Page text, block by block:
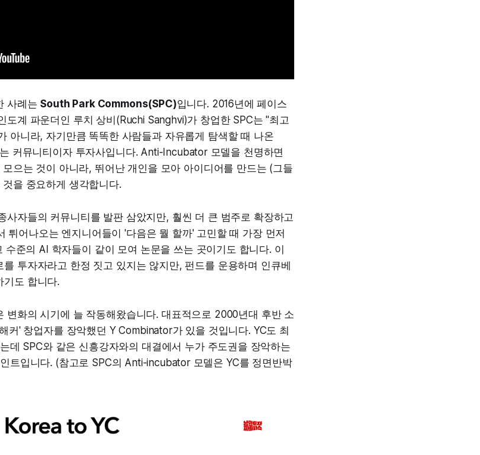
사례는 South Park Commons(SPC)입니다. 2016년에 페이스
도계 파운더인 루치 상비(Ruchi Sanghvi)가 창업한 SPC는 "최고
아니라, 자기만큼 똑똑한 사람들과 자유롭게 탐색할 때 나온
커뮤니티이자 투자사입니다. Anti-Incubator 모델을 천명하면
으는 것이 아니라, 뛰어난 개인을 모아 아이디어를 만드는 (그들
을 중요하게 생각합니다.
사자들의 커뮤니티를 발판 삼았지만, 훨씬 더 큰 범주로 확장하고
튀어나오는 엔지니어들이 '다음은 뭘 할까' 고민할 때 가장 먼저
수준의 AI 학자들이 같이 모여 논문을 쓰는 곳이기도 합니다. 이
투자자라고 한정 짓고 있지는 않지만, 펀드를 운용하며 인큐베
기도 합니다.
변화의 시기에 늘 작동해왔습니다. 대표적으로 2000년대 후반 소
커' 창업자를 장악했던 Y Combinator가 있을 것입니다. YC도 최
데 SPC와 같은 신흥강자와의 대결에서 누가 주도권을 장악하는
트입니다. (참고로 SPC의 Anti-incubator 모델은 YC를 정면반박